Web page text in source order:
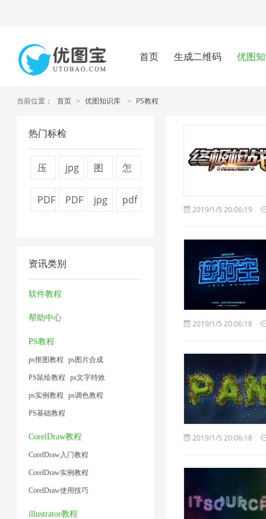
首页 生成二维码 优图
当前位置： 首页 > 优图知识库 > PS教程
热门标检
压
大
小
jpg
缩
1
图
怎
片
PDF
器
1
PDF
压
jpg
pdf
资讯类别
软件教程
帮助中心
PS教程
ps抠图教程 ps图片合成
PS鼠绘教程 ps文字特效
ps实例教程 ps调色教程
PS基础教程
CorelDraw教程
CorelDraw入门教程
CorelDraw实例教程
CorelDraw使用技巧
illustrator教程
2019/1/5 20:06:19
2019/1/5 20:06:18
2019/1/5 20:06:18